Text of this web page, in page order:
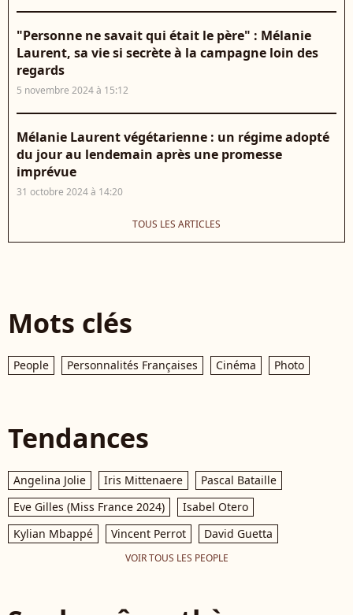
"Personne ne savait qui était le père" : Mélanie
Laurent, sa vie si secrète à la campagne loin des
regards
5 novembre 2024 à 15:12
Mélanie Laurent végétarienne : un régime adopté
du jour au lendemain après une promesse
imprévue
31 octobre 2024 à 14:20
TOUS LES ARTICLES
Mots clés
People Personnalités Françaises Cinéma Photo
Tendances
Angelina Jolie Iris Mittenaere
Pascal Bataille
Eve Gilles (Miss France 2024)
Isabel Otero
Kylian Mbappé
Vincent Perrot David Guetta
VOIR TOUS LES PEOPLE